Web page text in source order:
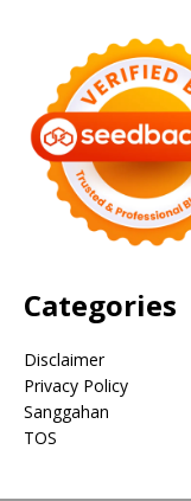
Categories
Disclaimer
Privacy Policy
Sanggahan
TOS